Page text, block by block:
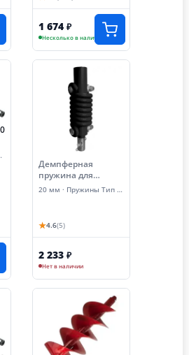
1 674 ₽
Несколько в наличии
Демпферная
пружина для
мотобура
(пружинный
20 мм · Пружины Тип запчасти
★4.6(5)
2 233 ₽
Нет в наличии